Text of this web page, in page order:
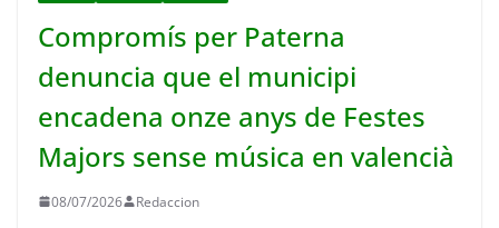
Compromís per Paterna
denuncia que el municipi
encadena onze anys de Festes
Majors sense música en valencià
08/07/2026 Redaccion